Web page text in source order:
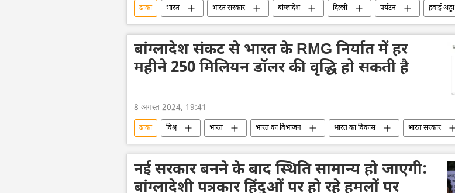
ढाका भारत भारत सरकार बांग्लादेश दिल्ली पर्यटन
हवाई अड्डा
सांप्रदायिक हिंसा
जातीय हिंसा द्विपक्षीय व्यापार Sputnik मान्यता
बांग्लादेश संकट से भारत के RMG निर्यात में हर
महीने 250 मिलियन डॉलर की वृद्धि हो सकती है
8 अगस्त 2024, 19:41
ढाका विश्व भारत भारत का विभाजन भारत का विकास
भारत सरकार
बांग्लादेश
आर्थिक संकट आर्थिक मंच
नई सरकार बनने के बाद स्थिति सामान्य हो जाएगी:
बांग्लादेशी पत्रकार हिंदुओं पर हो रहे हमलों पर